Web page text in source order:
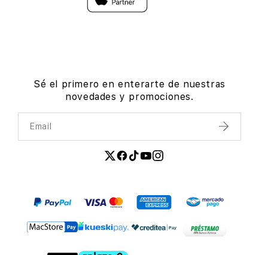
Sé el primero en enterarte de nuestras
novedades y promociones.
Email